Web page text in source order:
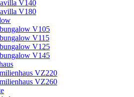
V140
V180
V105
V115
V125
V145
VZ220
VZ260